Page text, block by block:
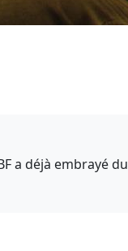
a déjà embrayé du